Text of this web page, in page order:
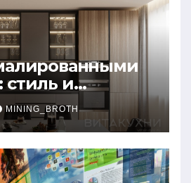
стиль и
в одном
MINING_BROTH